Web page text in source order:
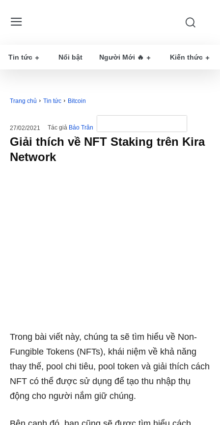
Tin tức Nổi bật Người Mới 🔥 Kiến thức
Trang chủ Tin tức Bitcoin
27/02/2021 Tác giả Bảo Trân
Giải thích về NFT Staking trên Kira
Network
Trong bài viết này, chúng ta sẽ tìm hiểu về Non-
Fungible Tokens (NFTs), khái niệm về khả năng
thay thế, pool chi tiêu, pool token và giải thích cách
NFT có thể được sử dụng để tạo thu nhập thụ
động cho người nắm giữ chúng.